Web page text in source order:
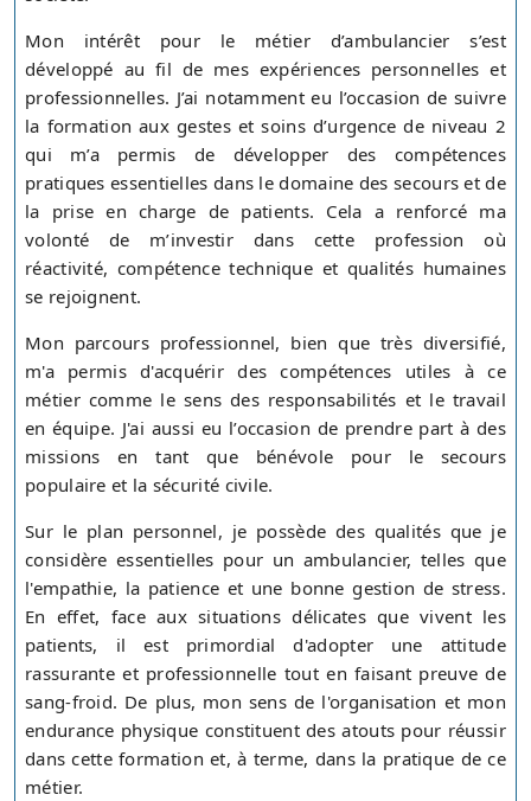
Mon intérêt pour le métier d’ambulancier s’est
développé au fil de mes expériences personnelles et
professionnelles. J’ai notamment eu l’occasion de suivre
la formation aux gestes et soins d’urgence de niveau 2
qui m’a permis de développer des compétences
pratiques essentielles dans le domaine des secours et de
la prise en charge de patients. Cela a renforcé ma
volonté de m’investir dans cette profession où
réactivité, compétence technique et qualités humaines
se rejoignent.
Mon parcours professionnel, bien que très diversifié,
m'a permis d'acquérir des compétences utiles à ce
métier comme le sens des responsabilités et le travail
en équipe. J'ai aussi eu l’occasion de prendre part à des
missions en tant que bénévole pour le secours
populaire et la sécurité civile.
Sur le plan personnel, je possède des qualités que je
considère essentielles pour un ambulancier, telles que
l'empathie, la patience et une bonne gestion de stress.
En effet, face aux situations délicates que vivent les
patients, il est primordial d'adopter une attitude
rassurante et professionnelle tout en faisant preuve de
sang-froid. De plus, mon sens de l'organisation et mon
endurance physique constituent des atouts pour réussir
dans cette formation et, à terme, dans la pratique de ce
métier.